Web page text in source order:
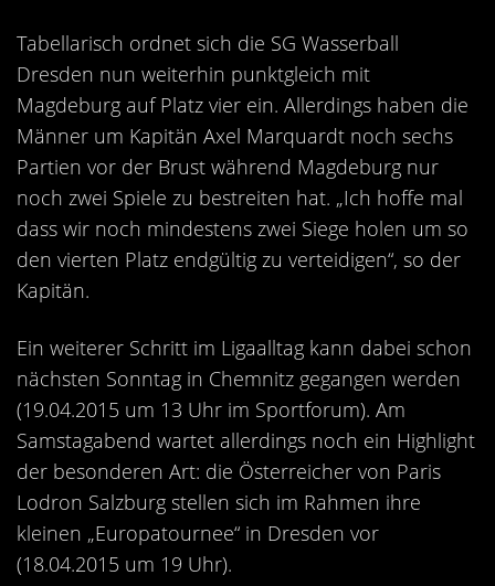
Tabellarisch ordnet sich die SG Wasserball
Dresden nun weiterhin punktgleich mit
Magdeburg auf Platz vier ein. Allerdings haben die
Männer um Kapitän Axel Marquardt noch sechs
Partien vor der Brust während Magdeburg nur
noch zwei Spiele zu bestreiten hat. „Ich hoffe mal
dass wir noch mindestens zwei Siege holen um so
den vierten Platz endgültig zu verteidigen“, so der
Kapitän.
Ein weiterer Schritt im Ligaalltag kann dabei schon
nächsten Sonntag in Chemnitz gegangen werden
(19.04.2015 um 13 Uhr im Sportforum). Am
Samstagabend wartet allerdings noch ein Highlight
der besonderen Art: die Österreicher von Paris
Lodron Salzburg stellen sich im Rahmen ihre
kleinen „Europatournee“ in Dresden vor
(18.04.2015 um 19 Uhr).